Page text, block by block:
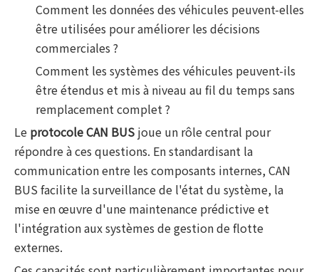
Comment les données des véhicules peuvent-elles
être utilisées pour améliorer les décisions
commerciales ?
Comment les systèmes des véhicules peuvent-ils
être étendus et mis à niveau au fil du temps sans
remplacement complet ?
Le protocole CAN BUS joue un rôle central pour
répondre à ces questions. En standardisant la
communication entre les composants internes, CAN
BUS facilite la surveillance de l'état du système, la
mise en œuvre d'une maintenance prédictive et
l'intégration aux systèmes de gestion de flotte
externes.